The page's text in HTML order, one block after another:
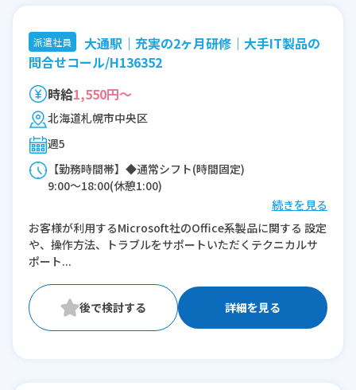
派遣社員
大通駅｜充実の2ヶ月研修｜大手IT製品の
問合せコール/H136352
時給1,550円～
北海道札幌市中央区
週5
【勤務時間帯】◆通常シフト(時間固定)
9:00〜18:00(休憩1:00)
※残業：10〜20時間程度/月
続きを見る
お客様が利用するMicrosoft社のOffice系製品に関する 設定
や、操作方法、トラブルをサポートいただくテクニカルサ
ポート...
詳細を見る